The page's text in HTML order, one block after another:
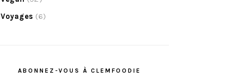
Voyages (6)
ABONNEZ-VOUS À CLEMFOODIE